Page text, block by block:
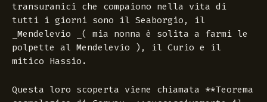
transuranici che compaiono nella vita di
tutti i giorni sono il Seaborgio , il
_Mendelevio _( mia nonna è solita a farmi le
polpette al Mendelevio ), il Curio e il
mitico Hassio.
Questa loro scoperta viene chiamata **Teorema